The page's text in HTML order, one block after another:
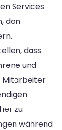
Services
den
dass
und
Mitarbeiter
zu
während